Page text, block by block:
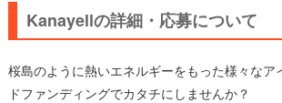
Kanayellの詳細・応募について
桜島のように熱いエネルギーをもった様々なア
ドファンディングでカタチにしませんか？